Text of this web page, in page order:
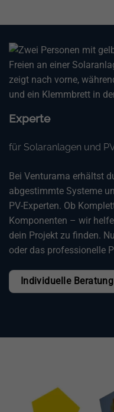
Experte
für Solaranlagen und
Bei Venturama erhältst
abgestimmte Systeme
PV-Experten. Ob
Komponenten – wir
dein Projekt zu finden.
oder das professionelle
Individuelle